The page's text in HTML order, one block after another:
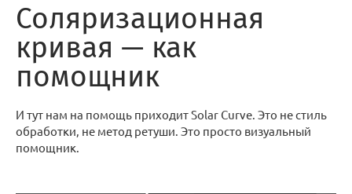
Соляризационная
кривая — как
помощник
И тут нам на помощь приходит Solar Curve. Это не стиль
обработки, не метод ретуши. Это просто визуальный
помощник.